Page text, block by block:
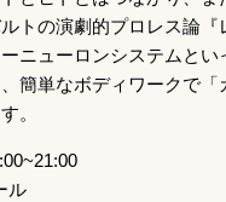
トの演劇的プロレス論『
ニューロンシステムとい
簡単なボディワークで「
。
ル